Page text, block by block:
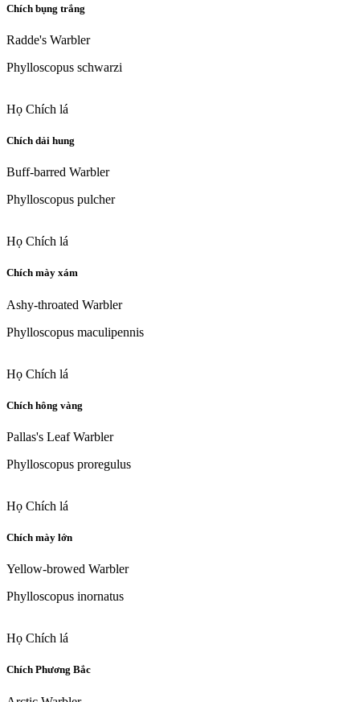
Chích bụng trắng
Radde's Warbler
Phylloscopus schwarzi
Họ Chích lá
Chích dải hung
Buff-barred Warbler
Phylloscopus pulcher
Họ Chích lá
Chích mày xám
Ashy-throated Warbler
Phylloscopus maculipennis
Họ Chích lá
Chích hông vàng
Pallas's Leaf Warbler
Phylloscopus proregulus
Họ Chích lá
Chích mày lớn
Yellow-browed Warbler
Phylloscopus inornatus
Họ Chích lá
Chích Phương Bắc